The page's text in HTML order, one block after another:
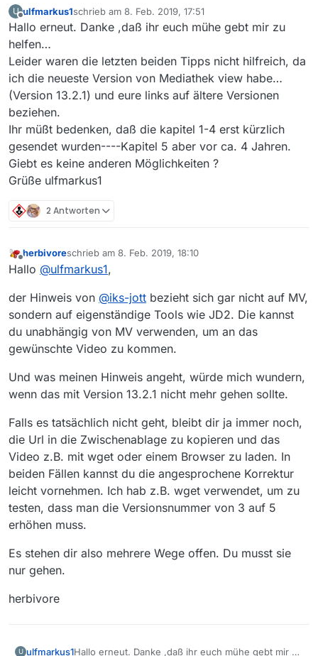
U
Offline
ulfmarkus1schrieb am 8. Feb. 2019, 17:51
zuletzt editiert von
Hallo erneut. Danke ,daß ihr euch mühe gebt mir zu
helfen…
Leider waren die letzten beiden Tipps nicht hilfreich, da
ich die neueste Version von Mediathek view habe…
(Version 13.2.1) und eure links auf ältere Versionen
beziehen.
Ihr müßt bedenken, daß die kapitel 1-4 erst kürzlich
gesendet wurden----Kapitel 5 aber vor ca. 4 Jahren.
Giebt es keine anderen Möglichkeiten ?
Grüße ulfmarkus1
2 Antworten
Offline
herbivoreschrieb am 8. Feb. 2019, 18:10
zuletzt editiert von
Hallo @ulfmarkus1,
der Hinweis von @iks-jott bezieht sich gar nicht auf MV,
sondern auf eigenständige Tools wie JD2. Die kannst
du unabhängig von MV verwenden, um an das
gewünschte Video zu kommen.
Und was meinen Hinweis angeht, würde mich wundern,
wenn das mit Version 13.2.1 nicht mehr gehen sollte.
Falls es tatsächlich nicht geht, bleibt dir ja immer noch,
die Url in die Zwischenablage zu kopieren und das
Video z.B. mit wget oder einem Browser zu laden. In
beiden Fällen kannst du die angesprochene Korrektur
leicht vornehmen. Ich hab z.B. wget verwendet, um zu
testen, dass man die Versionsnummer von 3 auf 5
erhöhen muss.
Es stehen dir also mehrere Wege offen. Du musst sie
nur gehen.
herbivore
U ulfmarkus1Hallo erneut. Danke ,daß ihr euch mühe gebt mir zu